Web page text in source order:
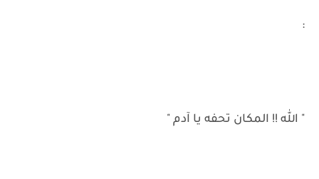
:
" الله !! المكان تحفه يا آدم "